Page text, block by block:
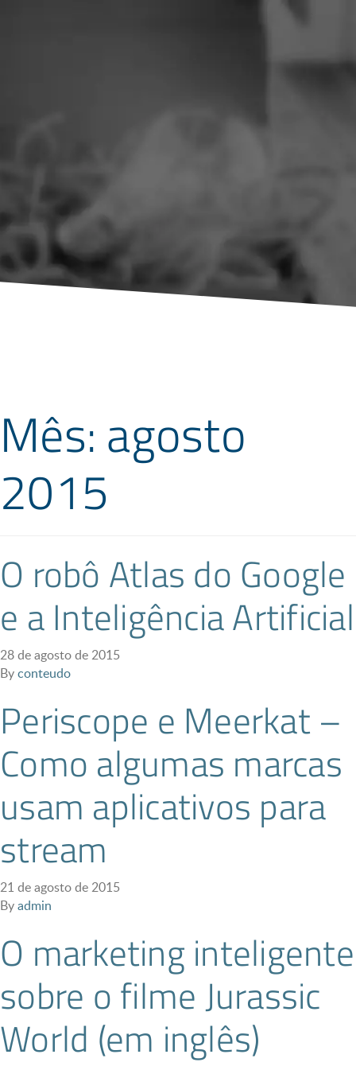
Mês: agosto
2015
O robô Atlas do Google
e a Inteligência Artificial
28 de agosto de 2015
Byconteudo
Periscope e Meerkat –
Como algumas marcas
usam aplicativos para
stream
21 de agosto de 2015
Byadmin
O marketing inteligente
sobre o filme Jurassic
World (em inglês)